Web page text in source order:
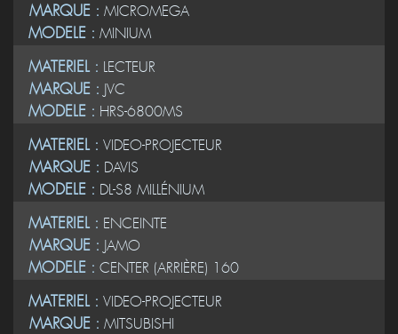
MARQUE : MICROMEGA
MODELE : MINIUM
MATERIEL : LECTEUR
MARQUE : JVC
MODELE : HRS-6800MS
MATERIEL : VIDEO-PROJECTEUR
MARQUE : DAVIS
MODELE : DL-S8 MILLÉNIUM
MATERIEL : ENCEINTE
MARQUE : JAMO
MODELE : CENTER (ARRIÈRE) 160
MATERIEL : VIDEO-PROJECTEUR
MARQUE : MITSUBISHI